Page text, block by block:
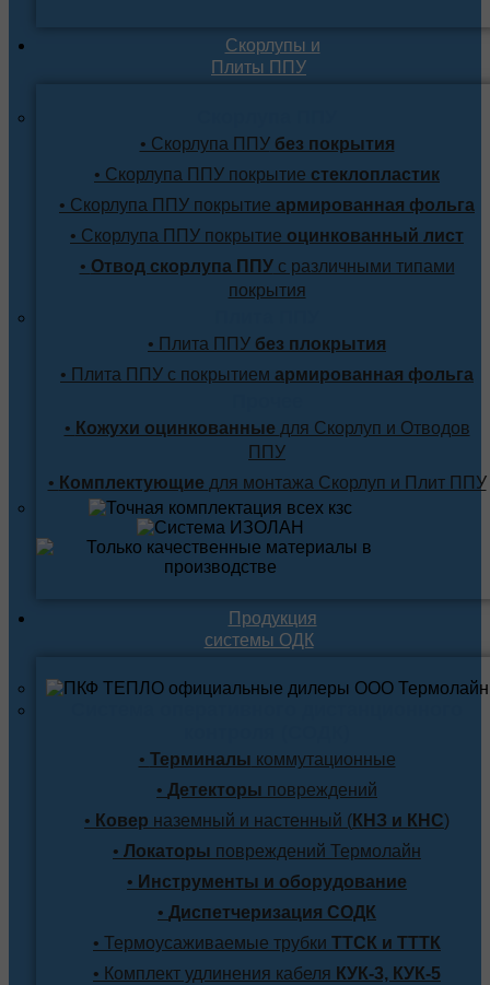
Скорлупы и
Плиты ППУ
• Скорлупа ППУбез покрытия
• Скорлупа ППУ покрытие стеклопластик
• Скорлупа ППУ покрытие армированная фольга
• Скорлупа ППУ покрытие оцинкованный лист
• Отвод скорлупа ППУс различными типами
покрытия
• Плита ППУ без плокрытия
• Плита ППУ с покрытием армированная фольга
• Кожухи оцинкованные для Скорлуп и Отводов
ППУ
• Комплектующие для монтажа Скорлуп и Плит ППУ
Продукция
системы ОДК
• Терминалы коммутационные
• Детекторы повреждений
• Ковер наземный и настенный (КНЗ и КНС)
• Локаторы повреждений Термолайн
• Инструменты и оборудование
• Диспетчеризация СОДК
• Термоусаживаемые трубки ТТСК и ТТТК
• Комплект удлинения кабеля КУК-3, КУК-5